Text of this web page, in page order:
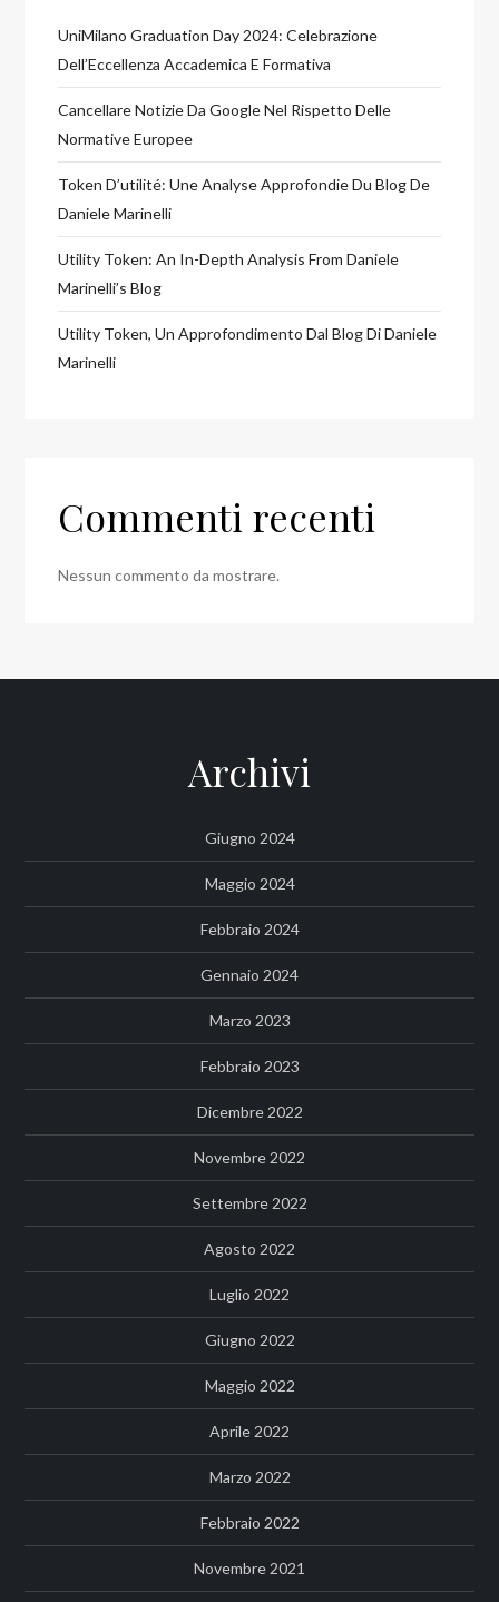
UniMilano Graduation Day 2024: Celebrazione
Dell’Eccellenza Accademica E Formativa
Cancellare Notizie Da Google Nel Rispetto Delle
Normative Europee
Token D’utilité: Une Analyse Approfondie Du Blog De
Daniele Marinelli
Utility Token: An In-Depth Analysis From Daniele
Marinelli’s Blog
Utility Token, Un Approfondimento Dal Blog Di Daniele
Marinelli
Commenti recenti
Nessun commento da mostrare.
Archivi
Giugno 2024
Maggio 2024
Febbraio 2024
Gennaio 2024
Marzo 2023
Febbraio 2023
Dicembre 2022
Novembre 2022
Settembre 2022
Agosto 2022
Luglio 2022
Giugno 2022
Maggio 2022
Aprile 2022
Marzo 2022
Febbraio 2022
Novembre 2021